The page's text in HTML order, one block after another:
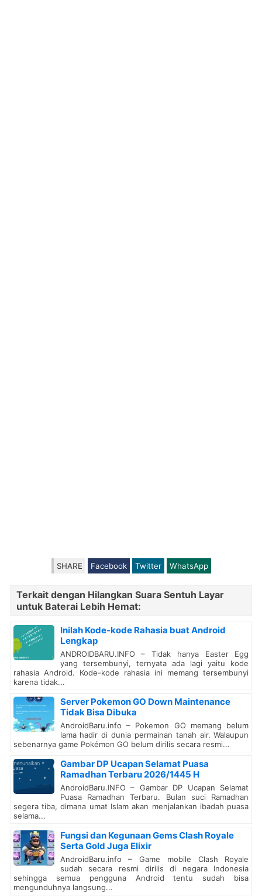
SHARE Facebook Twitter WhatsApp
Terkait dengan Hilangkan Suara Sentuh Layar
untuk Baterai Lebih Hemat:
Inilah Kode-kode Rahasia buat Android
Lengkap
ANDROIDBARU.INFO – Tidak hanya Easter Egg
yang tersembunyi, ternyata ada lagi yaitu kode
rahasia Android. Kode-kode rahasia ini memang tersembunyi
karena tidak...
Server Pokemon GO Down Maintenance
Tidak Bisa Dibuka
AndroidBaru.info – Pokemon GO memang belum
lama hadir di dunia permainan tanah air. Walaupun
sebenarnya game Pokémon GO belum dirilis secara resmi...
Gambar DP Ucapan Selamat Puasa
Ramadhan Terbaru 2026/1445 H
AndroidBaru.INFO – Gambar DP Ucapan Selamat
Puasa Ramadhan Terbaru. Bulan suci Ramadhan
segera tiba, dimana umat Islam akan menjalankan ibadah puasa
selama...
Fungsi dan Kegunaan Gems Clash Royale
Serta Gold Juga Elixir
AndroidBaru.info – Game mobile Clash Royale
sudah secara resmi dirilis di negara Indonesia
sehingga semua pengguna Android tentu sudah bisa
mengunduhnya langsung...